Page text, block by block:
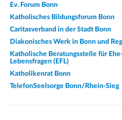
Ev. Forum Bonn
Katholisches Bildungsforum Bonn
Caritasverband in der Stadt Bonn
Diakonisches Werk in Bonn und
Katholische Beratungsstelle für
Lebensfragen (EFL)
Katholikenrat Bonn
TelefonSeelsorge Bonn/Rhein-Sieg